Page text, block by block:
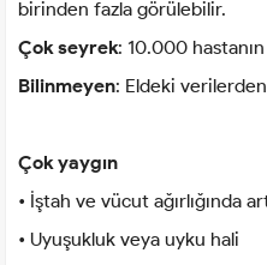
birinden fazla görülebilir.
Çok seyrek: 10.000
Bilinmeyen: Eldeki
Çok yaygın
• İştah ve vücut ağırlığında
• Uyuşukluk veya uyku hali